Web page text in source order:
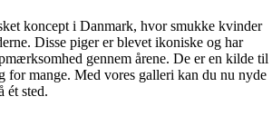
koncept i Danmark, hvor smukke kvinder
Disse piger er blevet ikoniske og har
gennem årene. De er en kilde til
for mange. Med vores galleri kan du nu nyde
ét sted.